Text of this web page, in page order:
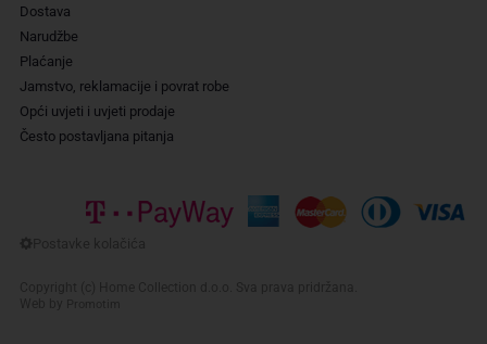
Dostava
Narudžbe
Plaćanje
Jamstvo, reklamacije i povrat robe
Opći uvjeti i uvjeti prodaje
Često postavljana pitanja